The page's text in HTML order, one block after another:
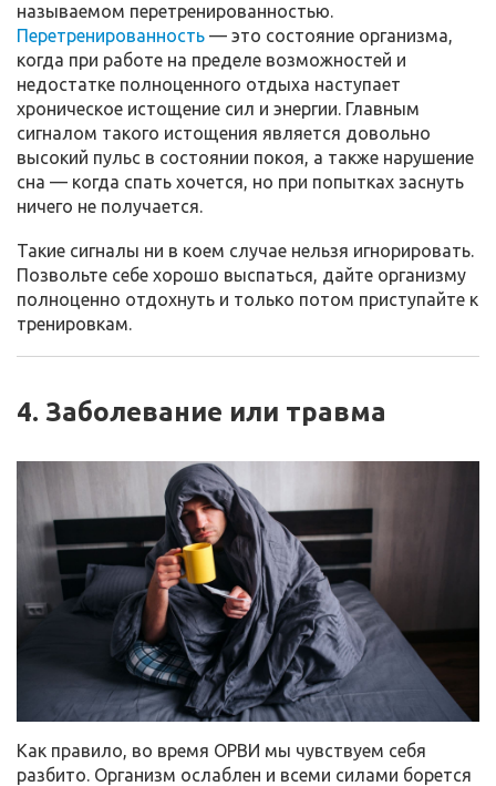
называемом перетренированностью.
Перетренированность — это состояние организма,
когда при работе на пределе возможностей и
недостатке полноценного отдыха наступает
хроническое истощение сил и энергии. Главным
сигналом такого истощения является довольно
высокий пульс в состоянии покоя, а также нарушение
сна — когда спать хочется, но при попытках заснуть
ничего не получается.
Такие сигналы ни в коем случае нельзя игнорировать.
Позвольте себе хорошо выспаться, дайте организму
полноценно отдохнуть и только потом приступайте к
тренировкам.
4. Заболевание или травма
Как правило, во время ОРВИ мы чувствуем себя
разбито. Организм ослаблен и всеми силами борется